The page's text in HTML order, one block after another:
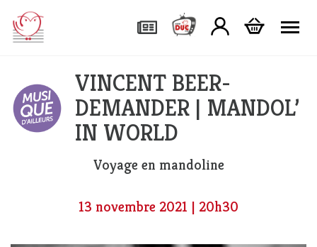
VINCENT BEER-
DEMANDER | MANDOL’
IN WORLD
Voyage en mandoline
13 novembre 2021 | 20h30